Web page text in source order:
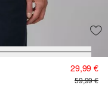
29,99 €
59,99 €